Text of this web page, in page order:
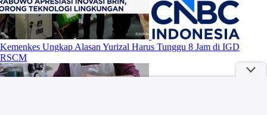
Kemenkes Ungkap Alasan Yurizal Harus Tunggu 8 Jam di IGD
RSCM